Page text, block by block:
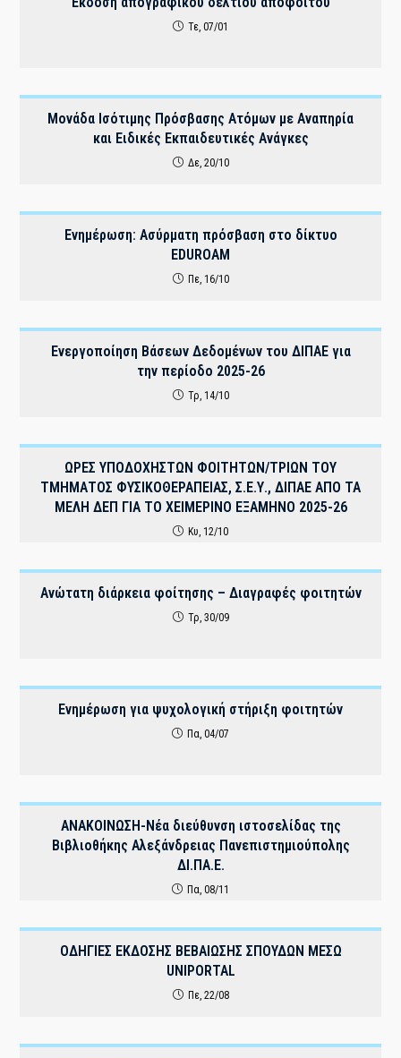
Τε, 07/01
Μονάδα Ισότιμης Πρόσβασης Ατόμων με Αναπηρία
και Ειδικές Εκπαιδευτικές Ανάγκες
Δε, 20/10
Ενημέρωση: Ασύρματη πρόσβαση στο δίκτυο
EDUROAM
Πε, 16/10
Ενεργοποίηση Βάσεων Δεδομένων του ΔΙΠΑΕ για
την περίοδο 2025-26
Τρ, 14/10
ΩΡΕΣ ΥΠΟΔΟΧΗΣΤΩΝ ΦΟΙΤΗΤΩΝ/ΤΡΙΩΝ ΤΟΥ
ΤΜΗΜΑΤΟΣ ΦΥΣΙΚΟΘΕΡΑΠΕΙΑΣ, Σ.Ε.Υ., ΔΙΠΑΕ ΑΠΟ ΤΑ
ΜΕΛΗ ΔΕΠ ΓΙΑ ΤΟ ΧΕΙΜΕΡΙΝΟ ΕΞΑΜΗΝΟ 2025-26
Κυ, 12/10
Ανώτατη διάρκεια φοίτησης – Διαγραφές φοιτητών
Τρ, 30/09
Ενημέρωση για ψυχολογική στήριξη φοιτητών
Πα, 04/07
ΑΝΑΚΟΙΝΩΣΗ-Νέα διεύθυνση ιστοσελίδας της
Βιβλιοθήκης Αλεξάνδρειας Πανεπιστημιούπολης
ΔΙ.ΠΑ.Ε.
Πα, 08/11
ΟΔΗΓΙΕΣ ΕΚΔΟΣΗΣ ΒΕΒΑΙΩΣΗΣ ΣΠΟΥΔΩΝ ΜΕΣΩ
UNIPORTAL
Πε, 22/08